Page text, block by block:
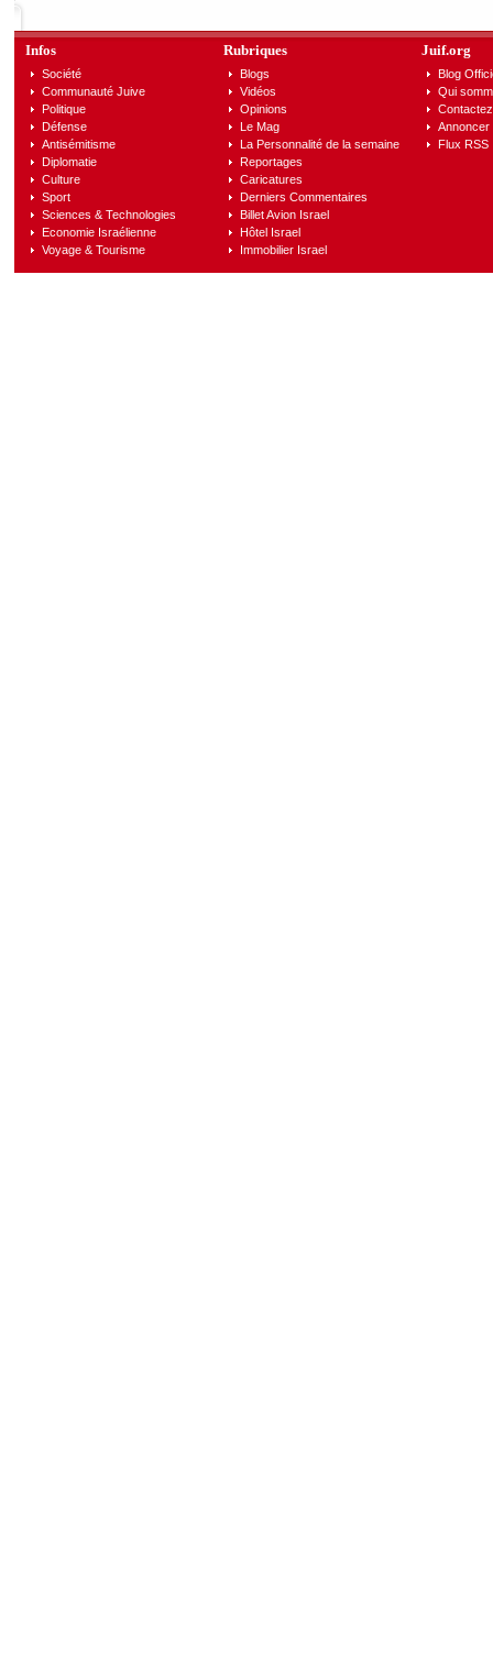
Infos
Société
Communauté Juive
Politique
Défense
Antisémitisme
Diplomatie
Culture
Sport
Sciences & Technologies
Economie Israélienne
Voyage & Tourisme
Rubriques
Blogs
Vidéos
Opinions
Le Mag
La Personnalité de la semaine
Reportages
Caricatures
Derniers Commentaires
Billet Avion Israel
Hôtel Israel
Immobilier Israel
Juif.org
Blog
Qui
Annoncer
Flux RSS